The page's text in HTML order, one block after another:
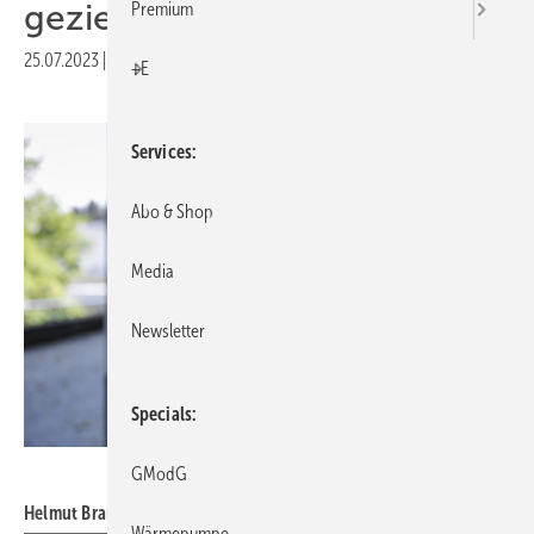
gezielter Affront“
25.07.2023 Druckvorschau
Helmut Bramann
Premium
+E
Services
Abo & Shop
Media
Newsletter
Specials
GModG